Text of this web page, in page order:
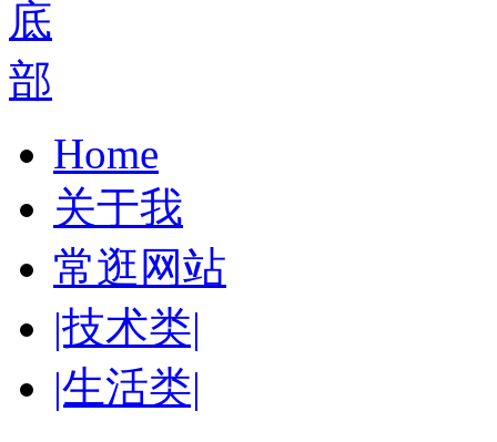
Home
关于我
常逛网站
|技术类|
|生活类|